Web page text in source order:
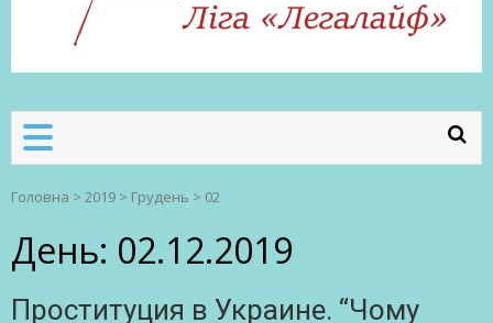
Головна > 2019 > Грудень > 02
День: 02.12.2019
Проституция в Украине. “Чому